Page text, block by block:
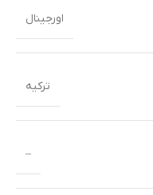
اورجینال
ترکیه
–